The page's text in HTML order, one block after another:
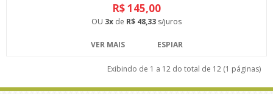
R$ 145,00
OU 3x de R$ 48,33 s/juros
VER MAIS ESPIAR
Exibindo de 1 a 12 do total de 12 (1 páginas)